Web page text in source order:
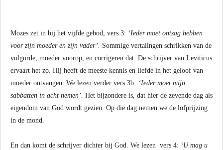
Mozes zet in bij het vijfde gebod, vers 3: ‘Ieder moet ontzag hebben
voor zijn moeder en zijn vader’. Sommige vertalingen schrikken van de
volgorde, moeder voorop, en corrigeren dat. De schrijver van Leviticus
ervaart het zo. Hij heeft de meeste kennis en liefde in het geloof van
moeder ontvangen. We lezen verder vers 3b: ‘Ieder moet mijn
sabbatten in acht nemen’. Het bijzondere is, dat hier de zevende dag als
eigendom van God wordt gezien. Op die dag nemen we de lofprijzing
in de mond.
En dan komt de schrijver dichter bij God. We lezen vers 4: ‘U mag u